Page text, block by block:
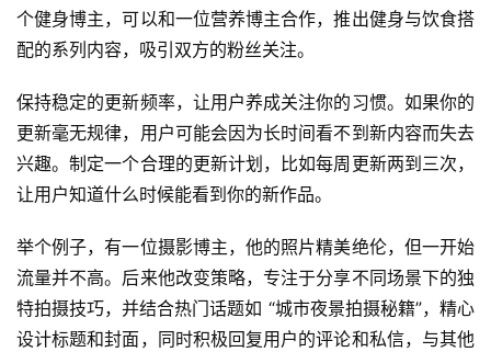
个健身博主，可以和一位营养博主合作，推出健身与饮食搭
配的系列内容，吸引双方的粉丝关注。
保持稳定的更新频率，让用户养成关注你的习惯。如果你的
更新毫无规律，用户可能会因为长时间看不到新内容而失去
兴趣。制定一个合理的更新计划，比如每周更新两到三次，
让用户知道什么时候能看到你的新作品。
举个例子，有一位摄影博主，他的照片精美绝伦，但一开始
流量并不高。后来他改变策略，专注于分享不同场景下的独
特拍摄技巧，并结合热门话题如 “城市夜景拍摄秘籍”，精心
设计标题和封面，同时积极回复用户的评论和私信，与其他